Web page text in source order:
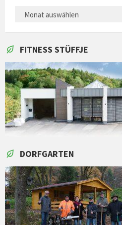
ARCHIVES
FITNESS STÜFFJE
DORFGARTEN